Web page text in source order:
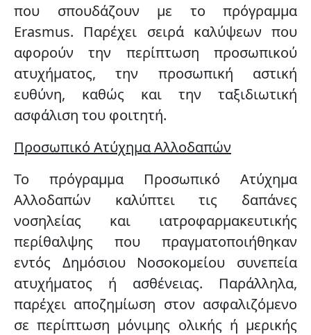
που σπουδάζουν με το πρόγραμμα
Erasmus. Παρέχει σειρά καλύψεων που
αφορούν την περίπτωση προσωπικού
ατυχήματος, την προσωπική αστική
ευθύνη, καθώς και την ταξιδιωτική
ασφάλιση του φοιτητή.
Προσωπικό Ατύχημα Αλλοδαπών
Το πρόγραμμα Προσωπικό Ατύχημα
Αλλοδαπών καλύπτει τις δαπάνες
νοσηλείας και ιατροφαρμακευτικής
περίθαλψης που πραγματοποιήθηκαν
εντός Δημόσιου Νοσοκομείου συνεπεία
ατυχήματος ή ασθένειας. Παράλληλα,
παρέχει αποζημίωση στον ασφαλιζόμενο
σε περίπτωση μόνιμης ολικής ή μερικής